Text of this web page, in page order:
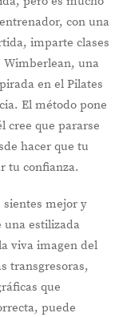
con una
imparte clases
Wimberlean, una
en el Pilates
El método pone
cree que pararse
hacer que tu
tu confianza.
sientes mejor y
una estilizada
viva imagen del
transgresoras,
que
puede